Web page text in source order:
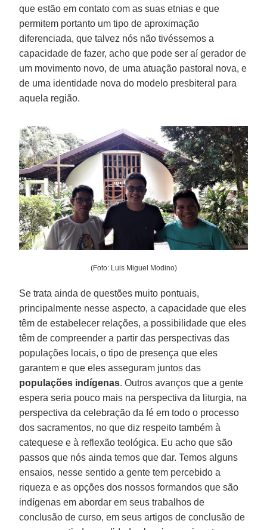
que estão em contato com as suas etnias e que
permitem portanto um tipo de aproximação
diferenciada, que talvez nós não tivéssemos a
capacidade de fazer, acho que pode ser aí gerador de
um movimento novo, de uma atuação pastoral nova, e
de uma identidade nova do modelo presbiteral para
aquela região.
(Foto: Luis Miguel Modino)
Se trata ainda de questões muito pontuais,
principalmente nesse aspecto, a capacidade que eles
têm de estabelecer relações, a possibilidade que eles
têm de compreender a partir das perspectivas das
populações locais, o tipo de presença que eles
garantem e que eles asseguram juntos das
populações indígenas. Outros avanços que a gente
espera seria pouco mais na perspectiva da liturgia, na
perspectiva da celebração da fé em todo o processo
dos sacramentos, no que diz respeito também à
catequese e à reflexão teológica. Eu acho que são
passos que nós ainda temos que dar. Temos alguns
ensaios, nesse sentido a gente tem percebido a
riqueza e as opções dos nossos formandos que são
indígenas em abordar em seus trabalhos de
conclusão de curso, em seus artigos de conclusão de